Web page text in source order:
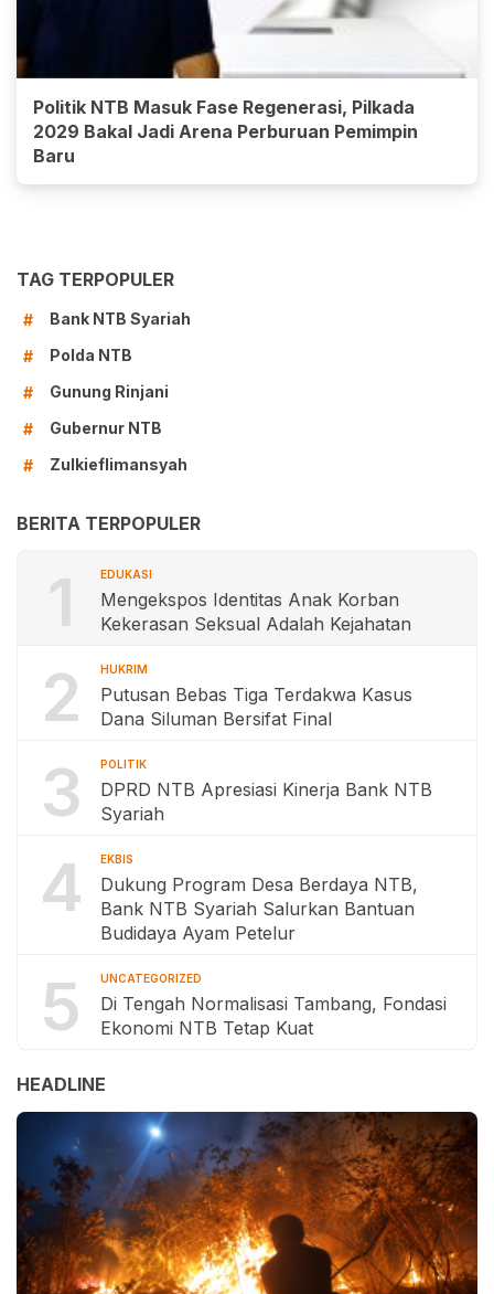
Politik NTB Masuk Fase Regenerasi, Pilkada
2029 Bakal Jadi Arena Perburuan Pemimpin
Baru
TAG TERPOPULER
#
Bank NTB Syariah
#
Polda NTB
#
Gunung Rinjani
#
Gubernur NTB
#
Zulkieflimansyah
BERITA TERPOPULER
1 EDUKASI
Mengekspos Identitas Anak Korban
Kekerasan Seksual Adalah Kejahatan
2 HUKRIM
Putusan Bebas Tiga Terdakwa Kasus
Dana Siluman Bersifat Final
3 POLITIK
DPRD NTB Apresiasi Kinerja Bank NTB
Syariah
4 EKBIS
Dukung Program Desa Berdaya NTB,
Bank NTB Syariah Salurkan Bantuan
Budidaya Ayam Petelur
5 UNCATEGORIZED
Di Tengah Normalisasi Tambang, Fondasi
Ekonomi NTB Tetap Kuat
HEADLINE